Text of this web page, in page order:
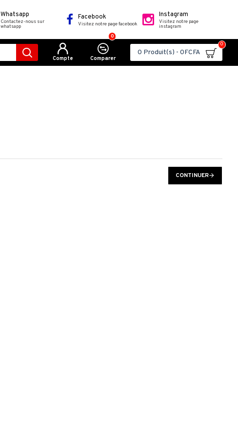
Whatsapp
Contactez-nous sur
whatsapp
Facebook
Visitez notre page facebook
Instagram
Visitez notre page
instagram
Compte Comparer
0
0 Produit(s) - 0FCFA
0
CONTINUER